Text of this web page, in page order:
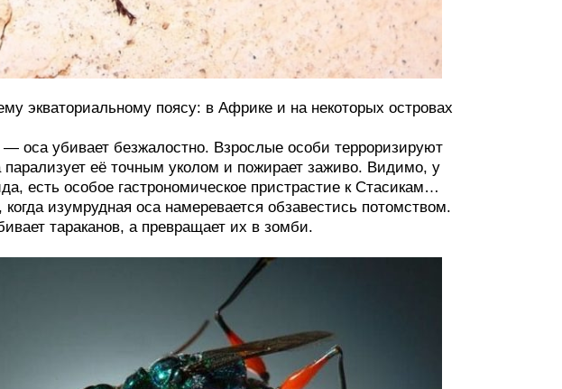
экваториальному поясу: в Африке и на некоторых островах
оса убивает безжалостно. Взрослые особи терроризируют
её точным уколом и пожирает заживо. Видимо, у
есть особое гастрономическое пристрастие к Стасикам…
изумрудная оса намеревается обзавестись потомством.
тараканов, а превращает их в зомби.